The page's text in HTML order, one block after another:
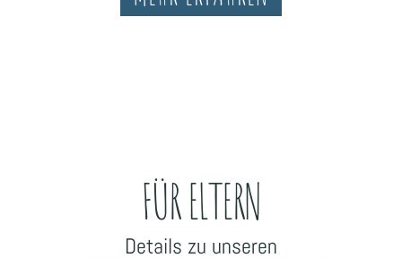
FÜR ELTERN
Details zu unseren